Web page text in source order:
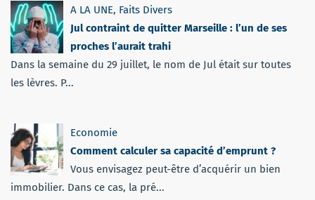
A LA UNE, Faits Divers
Jul contraint de quitter Marseille : l’un de ses
proches l’aurait trahi
Dans la semaine du 29 juillet, le nom de Jul était sur toutes
les lèvres. P...
Economie
Comment calculer sa capacité d’emprunt ?
Vous envisagez peut-être d’acquérir un bien
immobilier. Dans ce cas, la pré...